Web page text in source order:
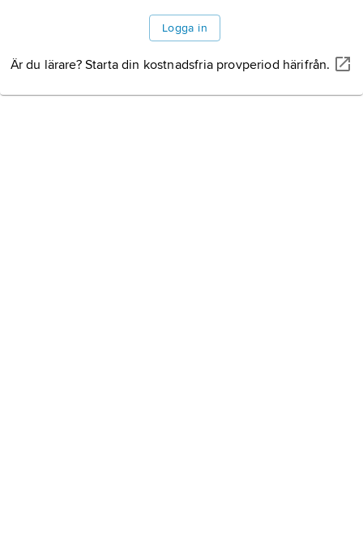
Logga in
Är du lärare? Starta din kostnadsfria provperiod härifrån.